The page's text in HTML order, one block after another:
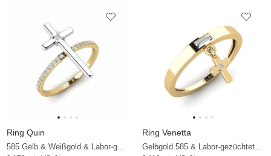
Ring Quin
585 Gelb & Weißgold & Labor-gezüchteter Diamant
Ring Venetta
Gelbgold 585 & Labor-gezüchteter Diamant